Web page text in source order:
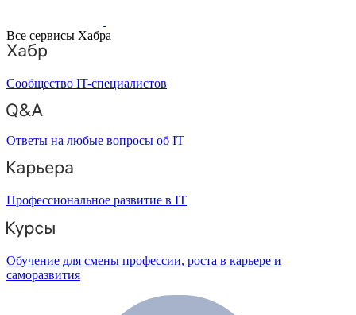
Все сервисы Хабра
Сообщество IT-специалистов
Ответы на любые вопросы об IT
Профессиональное развитие в IT
Обучение для смены профессии, роста в карьере и
саморазвития